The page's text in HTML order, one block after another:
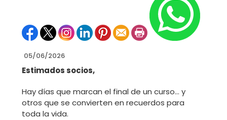
05/06/2026
Estimados socios,
Hay días que marcan el final de un curso… y
otros que se convierten en recuerdos para
toda la vida.